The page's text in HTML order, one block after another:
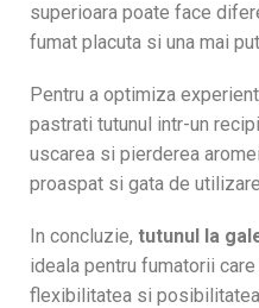
superioara poate face
fumat placuta si una mai
Pentru a optimiza
pastrati tutunul intr-un
uscarea si pierderea
proaspat si gata de
In concluzie, tutunul la
ideala pentru fumatorii
flexibilitatea si